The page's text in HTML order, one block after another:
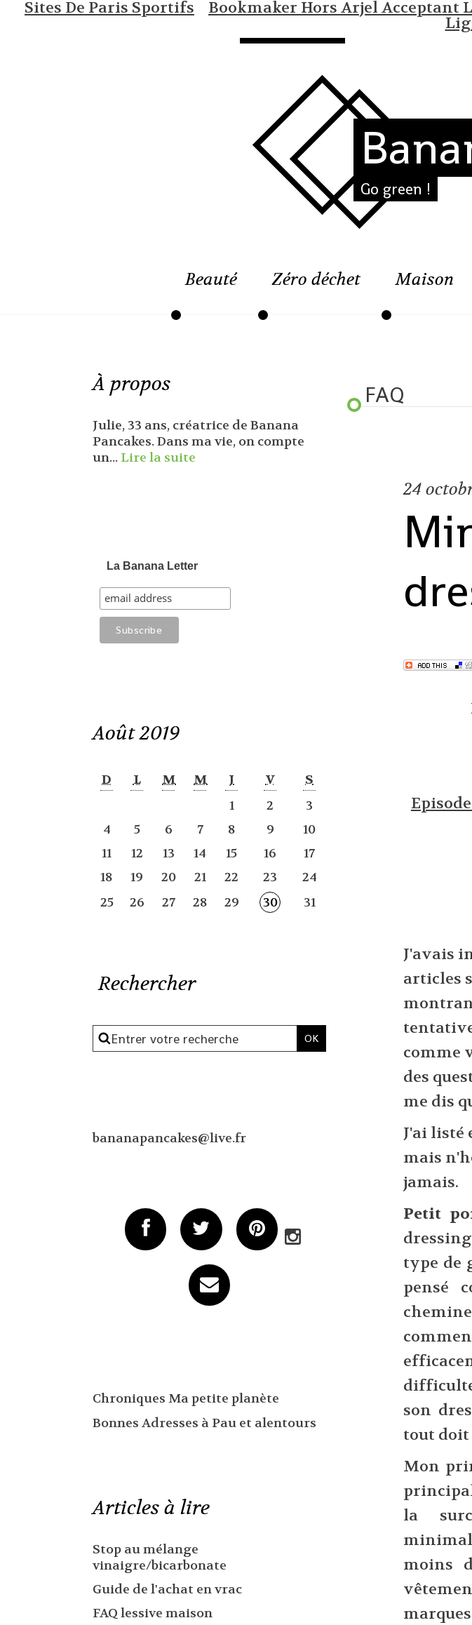
Sites De Paris Sportifs Bookmaker Hors Arjel Acceptant
Go green !
Beauté Zéro déchet Maison
À propos
Julie, 33 ans, créatrice de Banana
Pancakes. Dans ma vie, on compte
un... Lire la suite
La Banana Letter
Août 2019
D L M M J V
S
1
2
3
4
5 6 7 8 9
10
11
12 13 14 15 16
17
18
19 20 21 22 23
24
25
26 27 28 29 30 31
Rechercher
bananapancakes@live.fr
Chroniques Ma petite planète
Bonnes Adresses à Pau et alentours
Articles à lire
Stop au mélange
vinaigre/bicarbonate
Guide de l'achat en vrac
FAQ lessive maison
FAQ
24
J'avais
articles
comme
des
me dis
J'ai listé
mais
jamais.
Petit
type de
pensé
son
tout doit
Mon
la
moins